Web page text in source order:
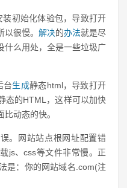
初始化体验包，导致打开
很慢。 解决的办法就是尽
什么用处，全是一些垃圾广
台生成静态html，导致打开
态的HTML，这样可以加快
动态的快。
。网站站点根网址配置错
js、css等文件非常慢。正
是：你的网站域名.com(注